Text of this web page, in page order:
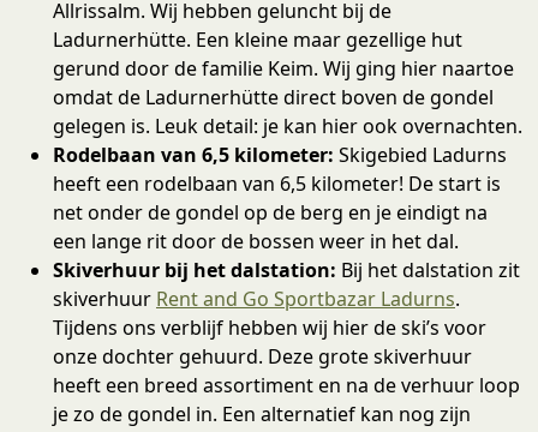
Allrissalm. Wij hebben geluncht bij de
Ladurnerhütte. Een kleine maar gezellige hut
gerund door de familie Keim. Wij ging hier naartoe
omdat de Ladurnerhütte direct boven de gondel
gelegen is. Leuk detail: je kan hier ook overnachten.
Rodelbaan van 6,5 kilometer: Skigebied Ladurns
heeft een rodelbaan van 6,5 kilometer! De start is
net onder de gondel op de berg en je eindigt na
een lange rit door de bossen weer in het dal.
Skiverhuur bij het dalstation: Bij het dalstation zit
skiverhuur Rent and Go Sportbazar Ladurns.
Tijdens ons verblijf hebben wij hier de ski’s voor
onze dochter gehuurd. Deze grote skiverhuur
heeft een breed assortiment en na de verhuur loop
je zo de gondel in. Een alternatief kan nog zijn